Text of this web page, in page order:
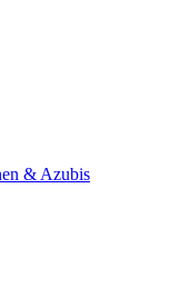
& Azubis